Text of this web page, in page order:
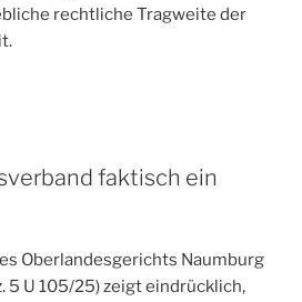
rechtliche Tragweite der
faktisch ein
Oberlandesgerichts Naumburg
5 U 105/25) zeigt eindrücklich,